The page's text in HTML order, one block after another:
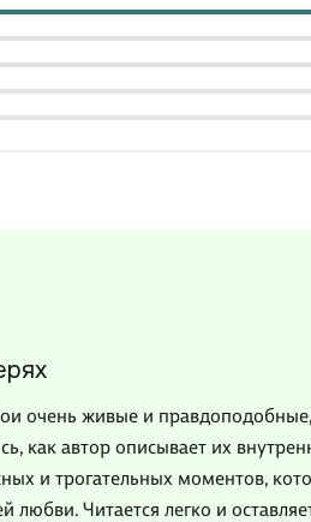
очень живые и
как автор описывает их
и трогательных моментов,
любви. Читается легко и